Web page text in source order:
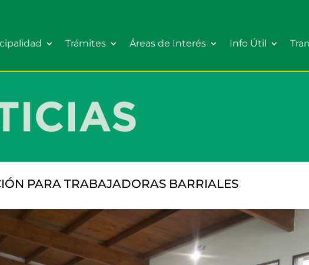
Trámites Áreas de Interés Info Útil
PARA TRABAJADORAS BARRIALES